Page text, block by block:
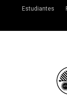
Estudiantes